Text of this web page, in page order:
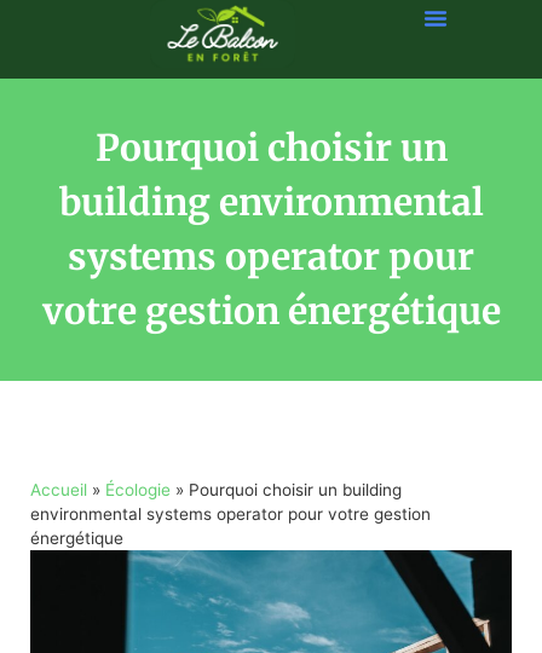
Pourquoi choisir un
building environmental
systems operator pour
votre gestion énergétique
Accueil » Écologie » Pourquoi choisir un building
environmental systems operator pour votre gestion
énergétique